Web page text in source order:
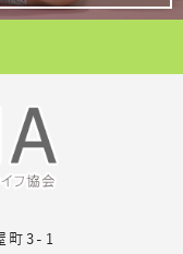
町3-1